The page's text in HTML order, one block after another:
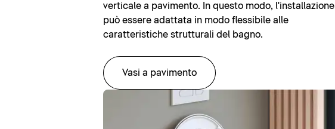
verticale a pavimento. In questo modo, l'installazione
può essere adattata in modo flessibile alle
caratteristiche strutturali del bagno.
Vasi a pavimento